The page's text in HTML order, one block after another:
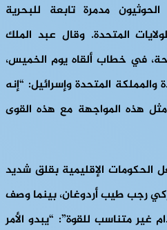
مدمرة تابعة للبحرية
المتحدة. وقال عبد الملك
في خطاب ألقاه يوم الخميس،
والمملكة المتحدة وإسرائيل: “إنه
هذه المواجهة مع هذه القوى
الإقليمية بقلق شديد
رجب طيب أردوغان، بينما وصف
غير متناسب للقوة”: “يبدو الأمر